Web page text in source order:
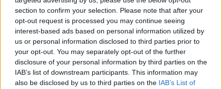
section to confirm your selection. Please note that after your
opt-out request is processed you may continue seeing
interest-based ads based on personal information utilized by
us or personal information disclosed to third parties prior to
your opt-out. You may separately opt-out of the further
disclosure of your personal information by third parties on the
IAB’s list of downstream participants. This information may
also be disclosed by us to third parties on the IAB’s List of